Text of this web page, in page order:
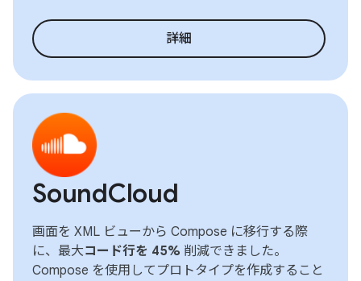
詳細
SoundCloud
画面を XML ビューから Compose に移行する際
に、最大コード行を 45% 削減できました。
Compose を使用してプロトタイプを作成すること